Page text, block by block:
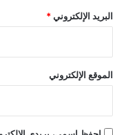
البريد الإلكتروني*
الموقع الإلكتروني